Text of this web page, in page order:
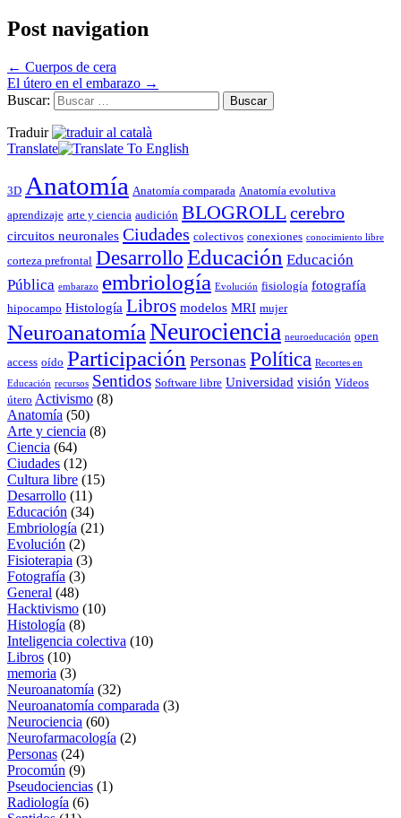
Post navigation
← Cuerpos de cera
El útero en el embarazo →
Buscar:
Traduir
Translate
3D Anatomía Anatomía comparada Anatomía evolutiva
aprendizaje arte y ciencia audición BLOGROLLcerebro
circuitos neuronales Ciudades colectivos conexiones conocimiento libre
corteza prefrontal Desarrollo Educación Educación
Pública embarazo embriología Evolución fisiología fotografía
hipocampo Histología Libros modelos MRI mujer
NeuroanatomíaNeurociencia neuroeducación open
access oído Participación Personas Política Recortes en
Educación recursos Sentidos Software libre Universidad visión Vídeos
útero Activismo (8)
Anatomía (50)
Arte y ciencia (8)
Ciencia (64)
Ciudades (12)
Cultura libre (15)
Desarrollo (11)
Educación (34)
Embriología (21)
Evolución (2)
Fisioterapia (3)
Fotografía (3)
General (48)
Hacktivismo (10)
Histología (8)
Inteligencia colectiva (10)
Libros (10)
memoria (3)
Neuroanatomía (32)
Neuroanatomía comparada (3)
Neurociencia (60)
Neurofarmacología (2)
Personas (24)
Procomún (9)
Pseudociencias (1)
Radiología (6)